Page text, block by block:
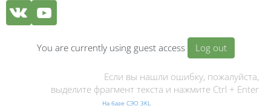
You are currently using guest access Log out
Если вы нашли ошибку, пожалуйста,
выделите фрагмент текста и нажмите Ctrl + Enter
На базе СЭО 3KL